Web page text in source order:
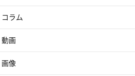
コラム
動画
画像